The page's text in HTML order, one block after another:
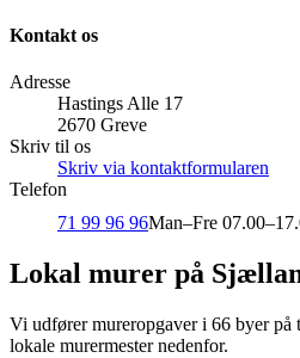
Kontakt os
Adresse
Hastings Alle 17
2670 Greve
Skriv til os
Skriv via kontaktformularen
Telefon
71 99 96 96Man–Fre
Lokal murer på
Vi udfører mureropgaver i 66 byer
lokale murermester nedenfor.